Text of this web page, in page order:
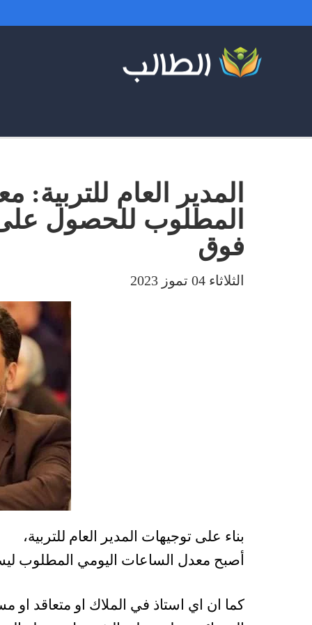
المدير العام
فوق
الثلاثاء 04 تموز 2023
بناء على توجيهات المدير العام للتربية،
أصبح معدل الساعات اليومي المطلوب ليستحق عنه
كما ان اي استاذ في الملاك او متعاقد او